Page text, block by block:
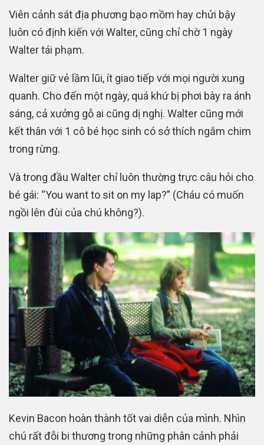
Viên cảnh sát địa phương bạo mồm hay chửi bậy
luôn có định kiến với Walter, cũng chỉ chờ 1 ngày
Walter tái phạm.
Walter giữ vẻ lầm lũi, ít giao tiếp với mọi người xung
quanh. Cho đến một ngày, quá khứ bị phơi bày ra ánh
sáng, cả xưởng gỗ ai cũng dị nghị. Walter cũng mới
kết thân với 1 cô bé học sinh có sở thích ngắm chim
trong rừng.
Và trong đầu Walter chỉ luôn thường trực câu hỏi cho
bé gái: “You want to sit on my lap?” (Cháu có muốn
ngồi lên đùi của chú không?).
Kevin Bacon hoàn thành tốt vai diễn của mình. Nhìn
chú rất đỗi bi thương trong những phân cảnh phải